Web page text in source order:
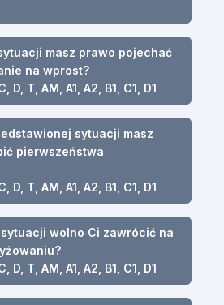
masz prawo pojechać
na wprost?
D, T, AM, A1, A2, B1, C1, D1
sytuacji masz
pierwszeństwa
D, T, AM, A1, A2, B1, C1, D1
wolno Ci zawrócić na
D, T, AM, A1, A2, B1, C1, D1